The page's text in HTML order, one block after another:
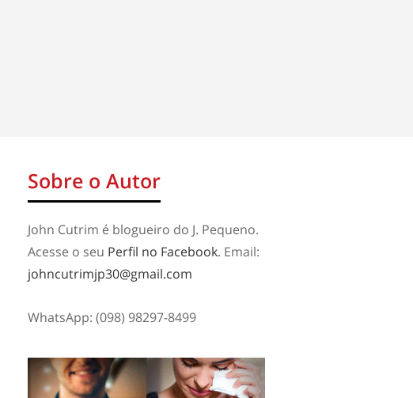
Sobre o Autor
John Cutrim é blogueiro do J. Pequeno.
Acesse o seu Perfil no Facebook. Email:
johncutrimjp30@gmail.com
WhatsApp: (098) 98297-8499